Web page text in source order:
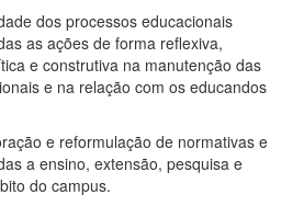
dos processos educacionais
as ações de forma reflexiva,
e construtiva na manutenção das
e na relação com os educandos
e reformulação de normativas e
a ensino, extensão, pesquisa e
do campus.